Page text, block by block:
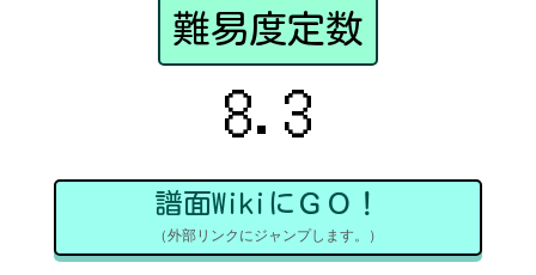
難易度定数
8.3
譜面WikiにＧＯ！
（外部リンクにジャンプします。）